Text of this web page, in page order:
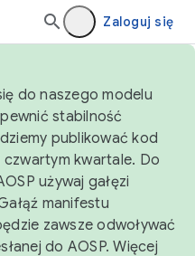
Zaloguj się
do naszego modelu
stabilność
publikować kod
czwartym kwartale. Do
używaj gałęzi
manifestu
zawsze odwoływać
do AOSP. Więcej